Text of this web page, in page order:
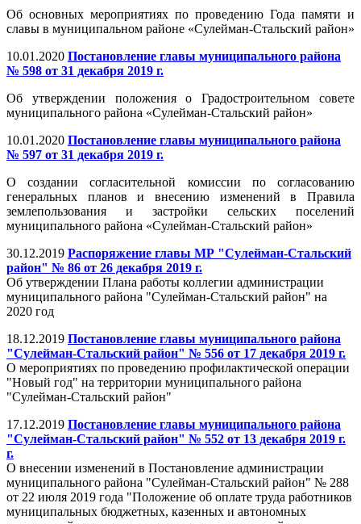
Об основных мероприятиях по проведению Года памяти и
славы в муниципальном районе «Сулейман-Стальский район»
10.01.2020 Постановление главы муниципального района
№ 598 от 31 декабря 2019 г.
Об утверждении положения о Градостроительном совете
муниципального района «Сулейман-Стальский район»
10.01.2020 Постановление главы муниципального района
№ 597 от 31 декабря 2019 г.
О создании согласительной комиссии по согласованию
генеральных планов и внесению изменений в Правила
землепользования и застройки сельских поселений
муниципального района «Сулейман-Стальский район»
30.12.2019 Распоряжение главы МР "Сулейман-Стальский
район" № 86 от 26 декабря 2019 г.
Об утверждении Плана работы коллегии администрации
муниципального района "Сулейман-Стальский район" на
2020 год
18.12.2019 Постановление главы муниципального района
"Сулейман-Стальский район" № 556 от 17 декабря 2019 г.
О мероприятиях по проведению профилактической операции
"Новый год" на территории муниципального района
"Сулейман-Стальский район"
17.12.2019 Постановление главы муниципального района
"Сулейман-Стальский район" № 552 от 13 декабря 2019 г.
г.
О внесении изменений в Постановление администрации
муниципального района "Сулейман-Стальский район" № 288
от 22 июля 2019 года "Положение об оплате труда работников
муниципальных бюджетных, казенных и автономных